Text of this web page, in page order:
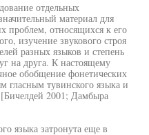
отдельных
материал для
проблем, относящихся к его
изучение звукового строя
разных языков и степень
на друга. К настоящему
обобщение фонетических
гласным тувинского языка и
[Бичелдей 2001; Дамбыра
языка затронута еще в